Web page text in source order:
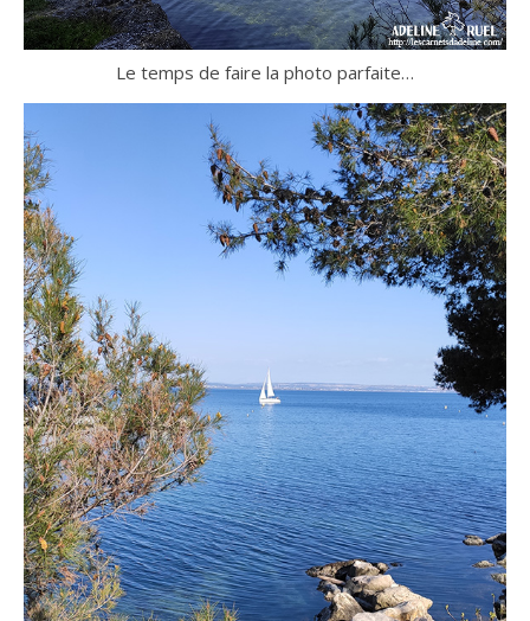
Le temps de faire la photo parfaite…